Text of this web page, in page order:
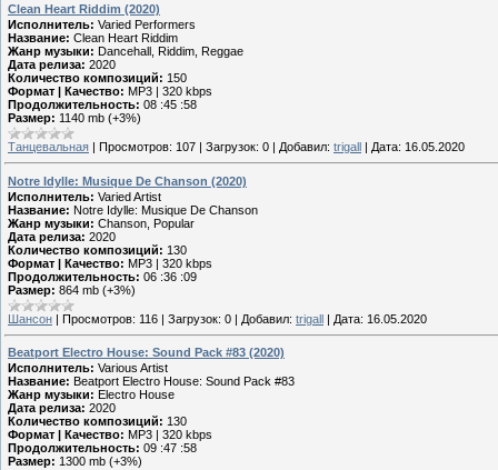
Clean Heart Riddim (2020)
Исполнитель: Varied Performers
Название: Clean Heart Riddim
Жанр музыки: Dancehall, Riddim, Reggae
Дата релиза: 2020
Количество композиций: 150
Формат | Качество: MP3 | 320 kbps
Продолжительность: 08 :45 :58
Размер: 1140 mb (+3%)
Танцевальная | Просмотров: 107 | Загрузок: 0 | Добавил: trigall | Дата: 16.05.2020
Notre Idylle: Musique De Chanson (2020)
Исполнитель: Varied Artist
Название: Notre Idylle: Musique De Chanson
Жанр музыки: Chanson, Popular
Дата релиза: 2020
Количество композиций: 130
Формат | Качество: MP3 | 320 kbps
Продолжительность: 06 :36 :09
Размер: 864 mb (+3%)
Шансон | Просмотров: 116 | Загрузок: 0 | Добавил: trigall | Дата: 16.05.2020
Beatport Electro House: Sound Pack #83 (2020)
Исполнитель: Various Artist
Название: Beatport Electro House: Sound Pack #83
Жанр музыки: Electro House
Дата релиза: 2020
Количество композиций: 130
Формат | Качество: MP3 | 320 kbps
Продолжительность: 09 :47 :58
Размер: 1300 mb (+3%)